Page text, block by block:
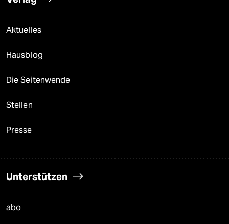
Aktuelles
Hausblog
Die Seitenwende
Stellen
Presse
Unterstützen
abo